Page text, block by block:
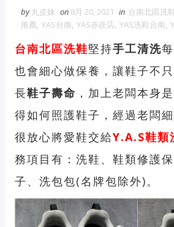
by 丸皮妹 on 8月 20, 2021 in 台南北區洗
推薦, YAS台南, YAS赤崁店, YAS洗鞋台南,
台南北區洗鞋堅持手工清洗
也會細心做保養，讓鞋子不
長鞋子壽命 ，加上老闆本身
得如何照護鞋子，經過老闆
很放心將愛鞋交給Y.A.S鞋類
務項目有：洗鞋、鞋類修護
子、洗包包(名牌包除外)。